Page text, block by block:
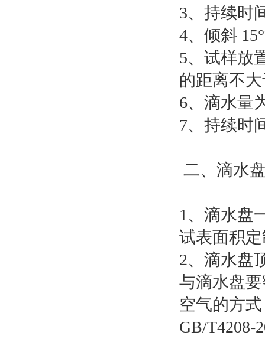
3、持续时
4、倾斜
5、试样放
的距离不
6、滴水量
7、持续时
二、滴水
1、滴水盘
试表面积
2、滴水盘
与滴水盘
空气的方
GB/T4208-